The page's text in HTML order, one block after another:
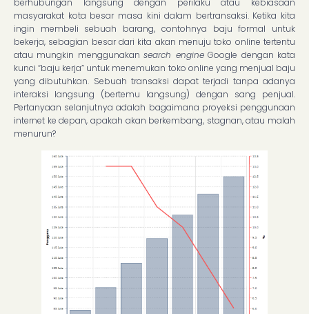
berhubungan langsung dengan perilaku atau kebiasaan
masyarakat kota besar masa kini dalam bertransaksi. Ketika kita
ingin membeli sebuah barang, contohnya baju formal untuk
bekerja, sebagian besar dari kita akan menuju toko online tertentu
atau mungkin menggunakansearch engineGoogle dengan kata
kunci “baju kerja” untuk menemukan toko online yang menjual baju
yang dibutuhkan. Sebuah transaksi dapat terjadi tanpa adanya
interaksi langsung (bertemu langsung) dengan sang penjual.
Pertanyaan selanjutnya adalah bagaimana proyeksi penggunaan
internet ke depan, apakah akan berkembang, stagnan, atau malah
menurun?